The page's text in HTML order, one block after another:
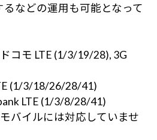
などの運用も可能となって
コモ LTE (1/3/19/28), 3G
18/26/28/41)
(1/3/8/28/41)
には対応していませ